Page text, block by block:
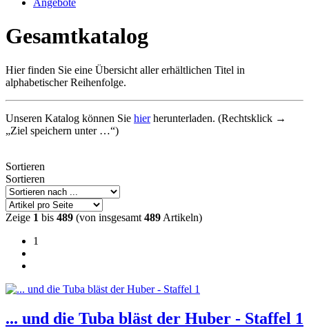
Angebote
Gesamtkatalog
Hier finden Sie eine Übersicht aller erhältlichen Titel in
alphabetischer Reihenfolge.
Unseren Katalog können Sie hierherunterladen. (Rechtsklick →
„Ziel speichern unter …“)
Sortieren
Sortieren
Zeige 1 bis 489 (von insgesamt 489 Artikeln)
1
... und die Tuba bläst der Huber - Staffel 1